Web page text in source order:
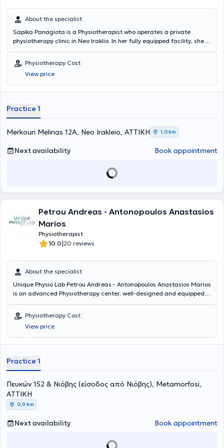
About the specialist
Sapika Panagiota is a Physiotherapist who operates a private
physiotherapy clinic in Neo Iraklio. In her fully equipped facility, she
conditions in both acute and chronic stages, sports injuries,
neurological disorders, application of kinesiotaping, and
postoperative rehabilitation such as hip and knee arthroplasty,
meniscus tears, cruciate ligament injuries, and more. Additionally,
Physiotherapy Cost
View price
Practice 1
Merkouri Melinas 12A, Neo Irakleio, ΑΤΤΙΚΗ 1,0 km
Next availability Book appointment
Petrou Andreas - Antonopoulos Anastasios
Marios
Physiotherapist
10.0|20 reviews
About the specialist
Unique Physio Lab Petrou Andreas - Antonopoulos Anastasios Marios
is an advanced Physiotherapy center, well-designed and equipped
to patients. The center's specialists possess clinical experience in
major rehabilitation centers, hospitals, as well as private clinics. Our
facility handles musculoskeletal, neurological, cardiopulmonary,
and sports-related cases. The rehabilitation program is
conventional physiotherapy, may include chiropractic treatment,
TECAR therapy, which offers twice as fast recovery and immediate
pain relief.
Physiotherapy Cost
View price
Practice 1
Πευκών 152 & Νιόβης (είσοδος από Νιόβης), Metamorfosi,
ΑΤΤΙΚΗ
0,9 km
Next availability Book appointment